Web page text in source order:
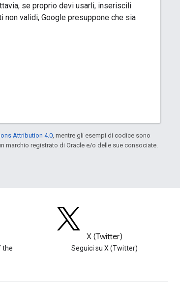
se proprio devi usarli, inseriscili
non validi, Google presuppone che sia
Attribution 4.0 , mentre gli esempi di codice sono
marchio registrato di Oracle e/o delle sue consociate.
the
X (Twitter)
Seguici su X (Twitter)